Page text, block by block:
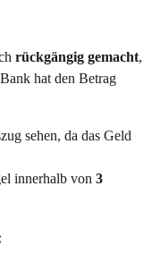
rückgängig gemacht,
hat den Betrag
sehen, da das Geld
innerhalb von 3